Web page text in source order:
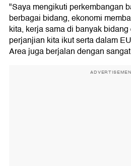
"Saya mengikuti perkembangan
berbagai bidang, ekonomi
kita, kerja sama di banyak
perjanjian kita ikut serta dalam
Area juga berjalan dengan